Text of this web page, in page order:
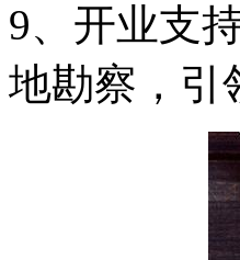
9、开业支
地勘察，引